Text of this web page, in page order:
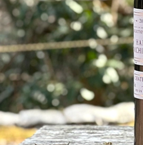
MICHIGAMIコ
熟成ワイン